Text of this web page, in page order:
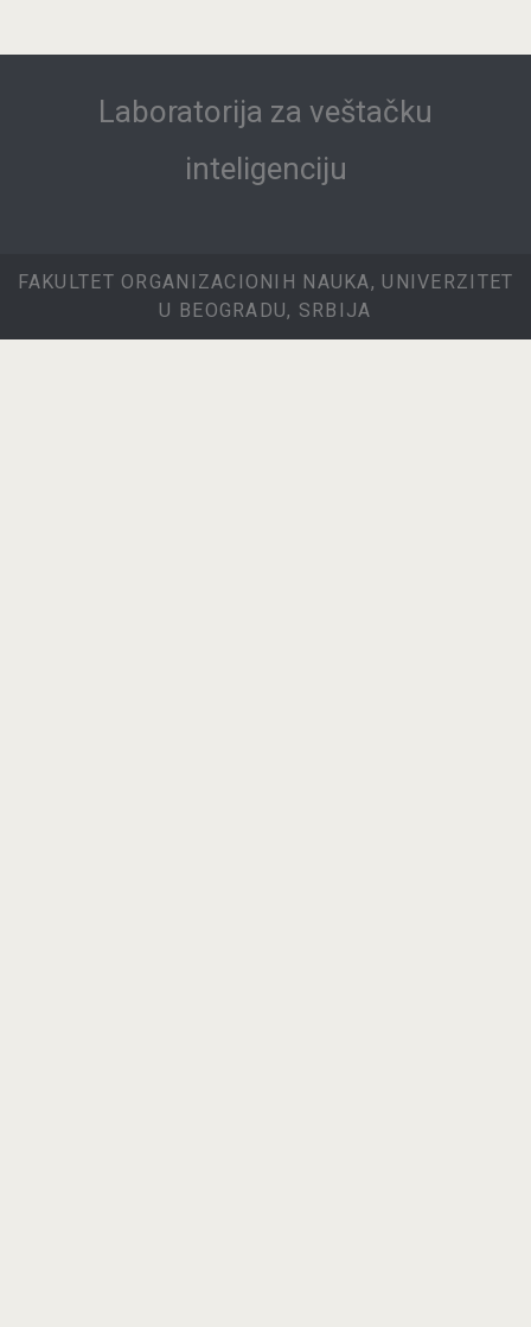
Laboratorija za veštačku
inteligenciju
FAKULTET ORGANIZACIONIH NAUKA, UNIVERZITET
U BEOGRADU, SRBIJA